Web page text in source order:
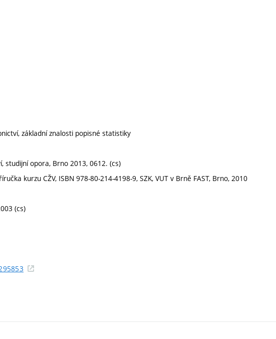
základní znalosti popisné statistiky
studijní opora, Brno 2013, 0612. (cs)
kurzu CŽV, ISBN 978-80-214-4198-9, SZK, VUT v Brně FAST, Brno, 2010
(cs)